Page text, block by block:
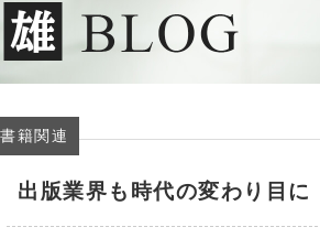
籍関連
出版業界も時代の変わり目に